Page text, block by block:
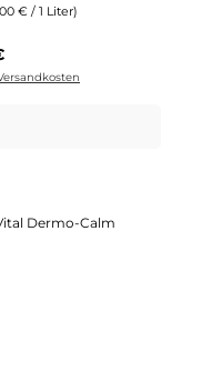
€ / 1 Liter)
Preis: